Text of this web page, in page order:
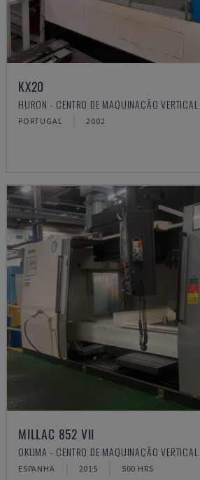
KX20
HURON - CENTRO DE MAQUINAÇÃO VERTICAL
PORTUGAL 2002
MILLAC 852 VII
OKUMA - CENTRO DE MAQUINAÇÃO VERTICAL
ESPANHA 2015 500 HRS